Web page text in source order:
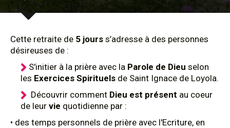
Cette retraite de 5 jours s’adresse à des personnes
désireuses de :
S'initier à la prière avec la Parole de Dieu selon
les Exercices Spirituels de Saint Ignace de Loyola.
Découvrir comment Dieu est présent au coeur
de leur vie quotidienne par :
• des temps personnels de prière avec l'Ecriture, en